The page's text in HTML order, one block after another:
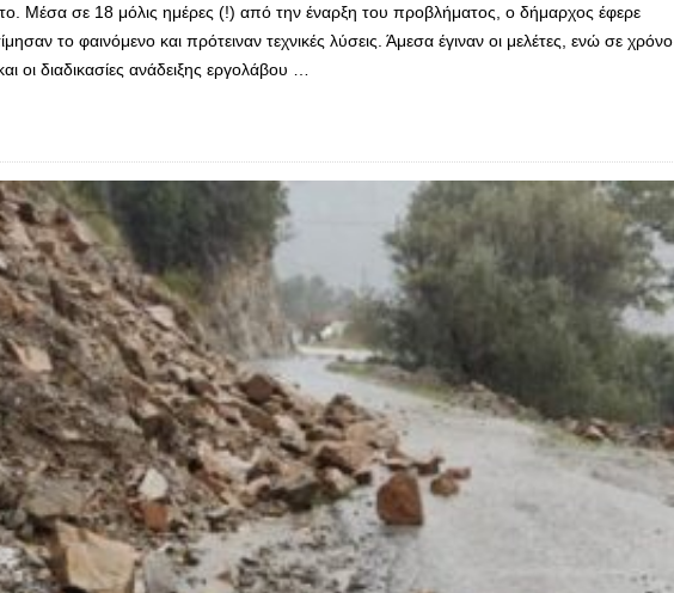
Μέσα σε 18 μόλις ημέρες (!) από την έναρξη του προβλήματος, ο δήμαρχος έφερε
το φαινόμενο και πρότειναν τεχνικές λύσεις. Άμεσα έγιναν οι μελέτες, ενώ σε χρόνο
οι διαδικασίες ανάδειξης εργολάβου …